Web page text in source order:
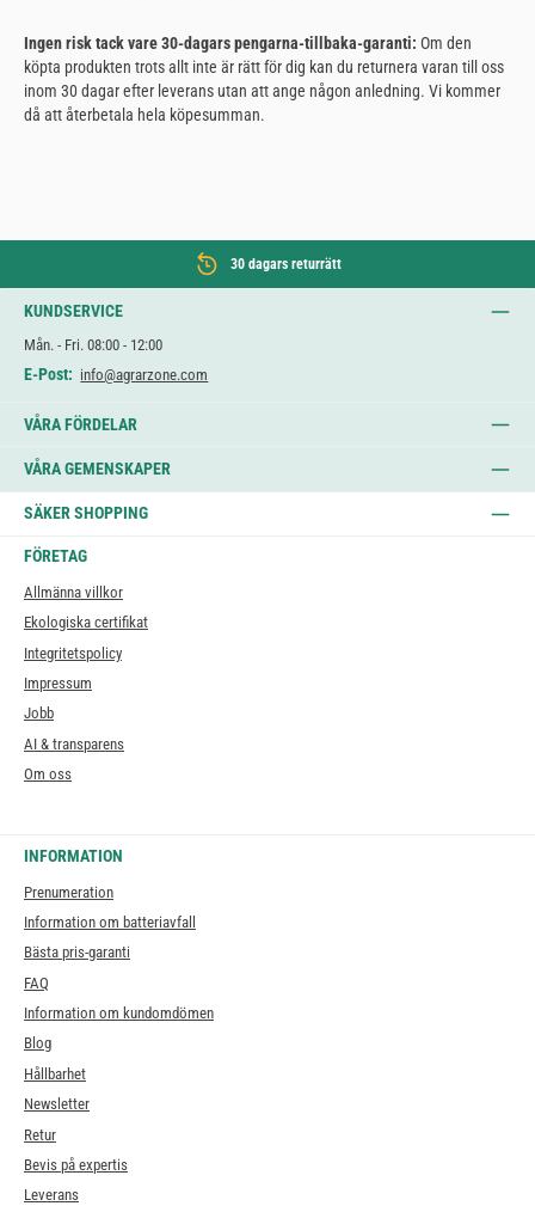
Ingen risk tack vare 30-dagars pengarna-tillbaka-garanti: Om den
köpta produkten trots allt inte är rätt för dig kan du returnera varan till oss
inom 30 dagar efter leverans utan att ange någon anledning. Vi kommer
då att återbetala hela köpesumman.
30 dagars returrätt
KUNDSERVICE
Mån. - Fri. 08:00 - 12:00
E-Post: info@agrarzone.com
VÅRA FÖRDELAR
VÅRA GEMENSKAPER
SÄKER SHOPPING
FÖRETAG
Allmänna villkor
Ekologiska certifikat
Integritetspolicy
Impressum
Jobb
AI & transparens
Om oss
INFORMATION
Prenumeration
Information om batteriavfall
Bästa pris-garanti
FAQ
Information om kundomdömen
Blog
Hållbarhet
Newsletter
Retur
Bevis på expertis
Leverans